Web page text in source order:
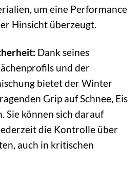
um eine Performance
Hinsicht überzeugt.
Dank seines
und der
bietet der Winter
Grip auf Schnee, Eis
Sie können sich darauf
die Kontrolle über
auch in kritischen